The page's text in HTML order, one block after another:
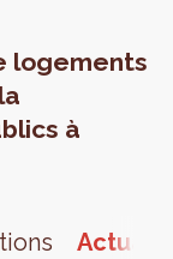
logements
à